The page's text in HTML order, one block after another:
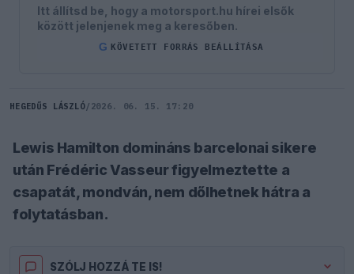
Itt állítsd be, hogy a motorsport.hu hírei elsők
között jelenjenek meg a keresőben.
G KÖVETETT FORRÁS BEÁLLÍTÁSA
HEGEDŰS LÁSZLÓ/ 2026. 06. 15. 17:20
Lewis Hamilton domináns barcelonai sikere
után Frédéric Vasseur figyelmeztette a
csapatát, mondván, nem dőlhetnek hátra a
folytatásban.
SZÓLJ HOZZÁ TE IS!